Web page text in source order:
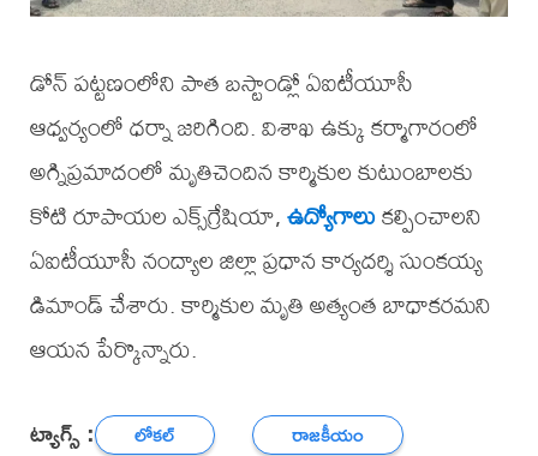
డోన్ పట్టణంలోని పాత బస్టాండ్లో ఏఐటీయూసీ
ఆధ్వర్యంలో ధర్నా జరిగింది. విశాఖ ఉక్కు కర్మాగారంలో
అగ్నిప్రమాదంలో మృతిచెందిన కార్మికుల కుటుంబాలకు
కోటి రూపాయల ఎక్స్‌గ్రేషియా,ఉద్యోగాలుకల్పించాలని
ఏఐటీయూసీ నంద్యాల జిల్లా ప్రధాన కార్యదర్శి సుంకయ్య
డిమాండ్ చేశారు. కార్మికుల మృతి అత్యంత బాధాకరమని
ఆయన పేర్కొన్నారు.
ట్యాగ్స్ : లోకల్
రాజకీయం